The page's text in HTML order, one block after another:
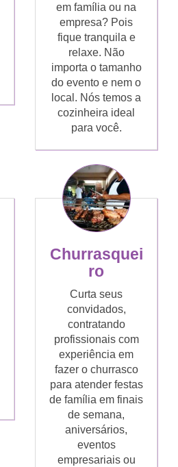
em família ou na
empresa? Pois
fique tranquila e
relaxe. Não
importa o tamanho
do evento e nem o
local. Nós temos a
cozinheira ideal
para você.
Churrasquei
ro
Curta seus
convidados,
contratando
profissionais com
experiência em
fazer o churrasco
para atender festas
de família em finais
de semana,
aniversários,
eventos
empresariais ou